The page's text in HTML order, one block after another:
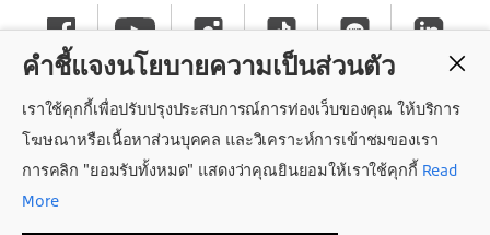
คำชี้แจงนโยบายความเป็นส่วนตัว
เราใช้คุกกี้เพื่อปรับปรุงประสบการณ์การท่องเว็บของคุณ ให้บริการ
โฆษณาหรือเนื้อหาส่วนบุคคล และวิเคราะห์การเข้าชมของเรา
การคลิก "ยอมรับทั้งหมด" แสดงว่าคุณยินยอมให้เราใช้คุกกี้ Read
More
ยางรถบรรทุกและรถโดยสาร
แค็ตตาล็อกยางรถยนต์
ยางรถออฟโรด
ยางรันแฟลต
คำแนะนำทั่วไปเกี่ยวกับการใช้ยาง
นโยบายความเป็นส่วนตัว
ถอนความยินยอม
สิทธิ์การเข้าถึงข้อมูลส่วนบุคคล
ข่าวประชาสัมพันธ์
ร่วมงานกับบริดจสโตน
ศูนย์บริการค็อกพิท